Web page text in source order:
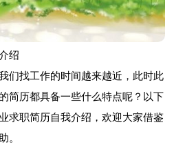
绍
们找工作的时间越来越近，此时此
简历都具备一些什么特点呢？以下
求职简历自我介绍，欢迎大家借鉴
。